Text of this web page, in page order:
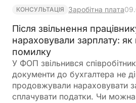
КОНСУЛЬТАЦІЯ Заробітна плата
Після звільнення
нараховували зарплату: як
помилку
У ФОП звільнився
документи до бухгалтера не
продовжували нараховувати
сплачувати податки. Чи